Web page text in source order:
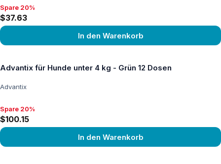
Spare 20%, $37.63
Spare 20%
$37.63
In den Warenkorb
Advantix für Hunde unter 4 kg - Grün 12 Dosen
Advantix
Spare 20%, $100.15
Spare 20%
$100.15
In den Warenkorb